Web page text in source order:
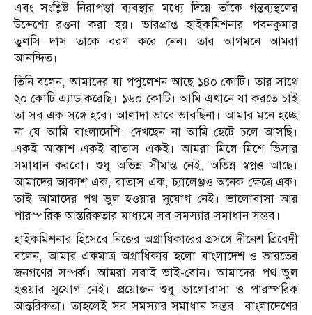
এবং সংশ্লিষ্ট নিরাপত্তা ব্যবস্থার মধ্যে দিয়ে তাঁকে গন্তব্যস্থলের
উদ্দেশ্যে রওনা করা হয়। ভারপ্রাপ্ত হাইকমিশনার পবনকুমার
তুলসি দাস তাকে বরণ করে নেন। তার আগমনে আমরা
আনন্দিত।
তিনি বলেন, আমাদের যা পপুলেশন আছে ১৪০ কোটি। তার সাথে
২০ কোটি এ্যাড করেছি। ১৬০ কোটি। আমি এখানে যা করতে চাই
তা সব এক সঙ্গে হবে। আলাদা ভাবে ভাবছিনা। আমার মনে হচ্ছে
না যে আমি বাংলাদেশি। দেখছেন না আমি হেটে চলে আসছি।
একই আকাশ একই বাতাস একই। আমরা মিলে মিশে ভিসার
সমাধান করবো। শুধু অভিন্ন সীমান্ত নেই, অভিন্ন স্বপ্নও আছে।
আমাদের আকাশ এক, বাতাস এক, চ্যালেঞ্জও অনেক ক্ষেত্রে এক।
তাই আমাদের পথ ভুল হওয়ার সুযোগ নেই। ভালোবাসা আর
পারস্পরিক আন্তরিকতার মাধ্যমে সব সমস্যার সমাধান সম্ভব।
হাইকমিশনার হিসেবে নিজের অগ্রাধিকারের প্রসঙ্গে দীনেশ ত্রিবেদী
বলেন, আমার একমাত্র অগ্রাধিকার হলো বাংলাদেশ ও ভারতের
জনগণের সম্পর্ক। আমরা সবাই ভাই-বোন। আমাদের পথ ভুল
হওয়ার সুযোগ নেই। প্রয়োজন শুধু ভালোবাসা ও পারস্পরিক
আন্তরিকতা। তাহলেই সব সমস্যার সমাধান সম্ভব। বাংলাদেশের